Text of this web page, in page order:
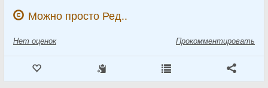
Можно просто Ред..
Нет оценок Прокомментировать